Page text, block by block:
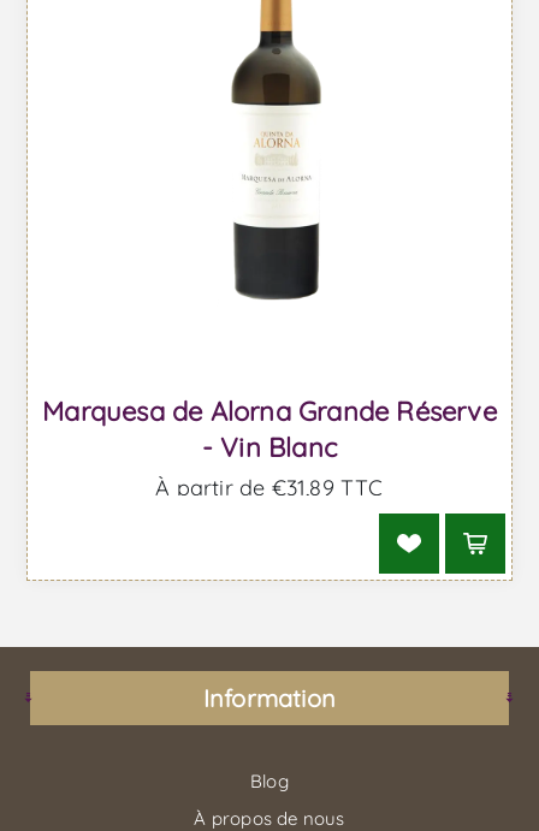
Marquesa de Alorna Grande Réserve
- Vin Blanc
À partir de €31,89 TTC
Information
Blog
À propos de nous